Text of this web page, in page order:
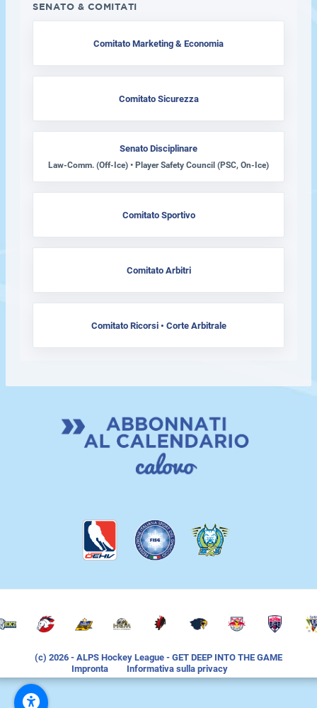
SENATO & COMITATI
Comitato Marketing & Economia
Comitato Sicurezza
Senato Disciplinare
Law-Comm. (Off-Ice) • Player Safety Council (PSC, On-Ice)
Comitato Sportivo
Comitato Arbitri
Comitato Ricorsi • Corte Arbitrale
(c) 2026 - ALPS Hockey League - GET DEEP INTO THE GAME
Impronta
Informativa sulla privacy